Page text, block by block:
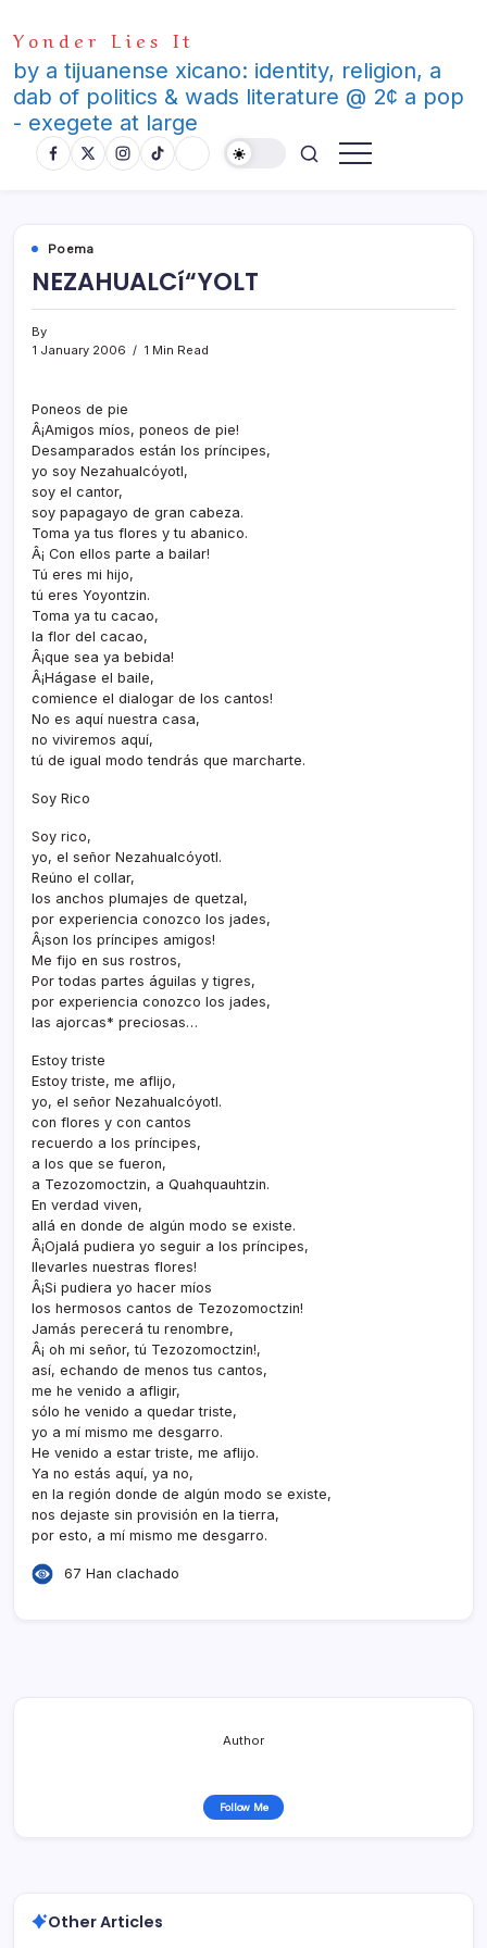
to
content
Yonder Lies It
by a tijuanense xicano: identity, religion, a
dab of politics & wads literature @ 2¢ a pop
- exegete at large
Poema
NEZAHUALCí“YOLT
By
1 January 2006
1 Min Read
Poneos de pie
Â¡Amigos mí­os, poneos de pie!
Desamparados están los prí­ncipes,
yo soy Nezahualcóyotl,
soy el cantor,
soy papagayo de gran cabeza.
Toma ya tus flores y tu abanico.
Â¡ Con ellos parte a bailar!
Tú eres mi hijo,
tú eres Yoyontzin.
Toma ya tu cacao,
la flor del cacao,
Â¡que sea ya bebida!
Â¡Hágase el baile,
comience el dialogar de los cantos!
No es aquí­ nuestra casa,
no viviremos aquí­,
tú de igual modo tendrás que marcharte.
Soy Rico
Soy rico,
yo, el señor Nezahualcóyotl.
Reúno el collar,
los anchos plumajes de quetzal,
por experiencia conozco los jades,
Â¡son los prí­ncipes amigos!
Me fijo en sus rostros,
Por todas partes águilas y tigres,
por experiencia conozco los jades,
las ajorcas* preciosas…
Estoy triste
Estoy triste, me aflijo,
yo, el señor Nezahualcóyotl.
con flores y con cantos
recuerdo a los prí­ncipes,
a los que se fueron,
a Tezozomoctzin, a Quahquauhtzin.
En verdad viven,
allá en donde de algún modo se existe.
Â¡Ojalá pudiera yo seguir a los prí­ncipes,
llevarles nuestras flores!
Â¡Si pudiera yo hacer mí­os
los hermosos cantos de Tezozomoctzin!
Jamás perecerá tu renombre,
Â¡ oh mi señor, tú Tezozomoctzin!,
así­, echando de menos tus cantos,
me he venido a afligir,
sólo he venido a quedar triste,
yo a mí­ mismo me desgarro.
He venido a estar triste, me aflijo.
Ya no estás aquí­, ya no,
en la región donde de algún modo se existe,
nos dejaste sin provisión en la tierra,
por esto, a mí­ mismo me desgarro.
67 Han clachado
Author
Follow Me
Other Articles